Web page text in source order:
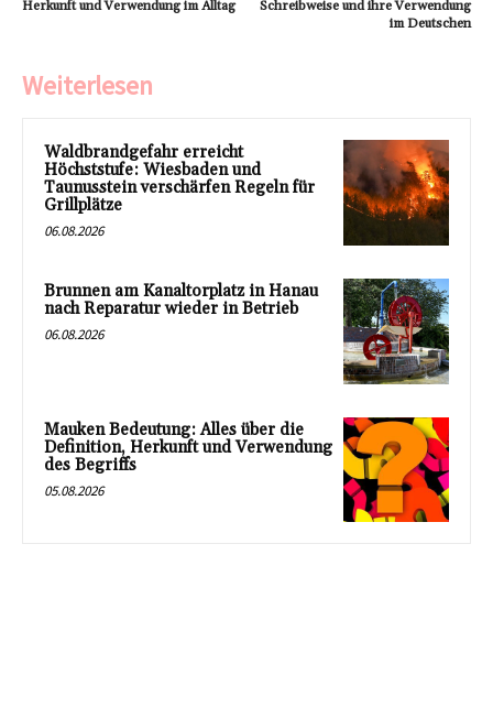
Herkunft und Verwendung im Alltag
Schreibweise und ihre Verwendung
im Deutschen
Weiterlesen
Waldbrandgefahr erreicht
Höchststufe: Wiesbaden und
Taunusstein verschärfen Regeln für
Grillplätze
06.08.2026
Brunnen am Kanaltorplatz in Hanau
nach Reparatur wieder in Betrieb
06.08.2026
Mauken Bedeutung: Alles über die
Definition, Herkunft und Verwendung
des Begriffs
05.08.2026